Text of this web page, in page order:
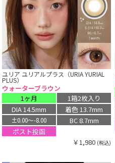
ユリア ユリアルプラス（URIA YURIAL
PLUS）
ウォーターブラウン
1ヶ月
1箱2枚入り
DIA 14.5mm
着色 13.7mm
±0.00〜-8.00
BC 8.7mm
ポスト投函
￥1,980 (税込)